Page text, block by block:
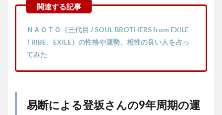
ＮＡＯＴＯ（三代目 J SOUL BROTHERS from EXILE
TRIBE、EXILE）の性格や運勢、相性の良い人を占っ
てみた
易断による登坂さんの9年周期の運